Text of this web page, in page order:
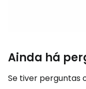
Ainda há
Se tiver perguntas